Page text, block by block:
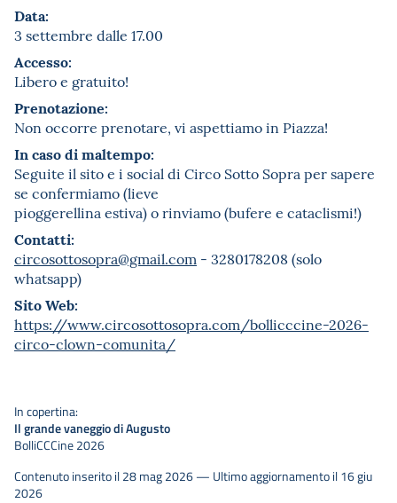
Data:
3 settembre dalle 17.00
Accesso:
Libero e gratuito!
Prenotazione:
Non occorre prenotare, vi aspettiamo in Piazza!
In caso di maltempo:
Seguite il sito e i social di Circo Sotto Sopra per sapere
se confermiamo (lieve
pioggerellina estiva) o rinviamo (bufere e cataclismi!)
Contatti:
circosottosopra@gmail.com - 3280178208 (solo
whatsapp)
Sito Web:
https://www.circosottosopra.com/bollicccine-2026-
circo-clown-comunita/
In copertina:
Il grande vaneggio di Augusto
BolliCCCine 2026
Contenuto inserito il 28 mag 2026 — Ultimo aggiornamento il 16 giu
2026